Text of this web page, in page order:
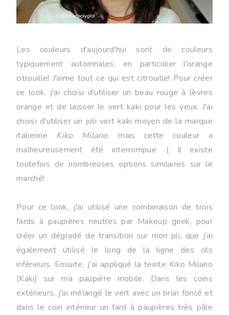
Les couleurs d'aujourd'hui sont de couleurs
typiquement automnales, en particulier l'orange
citrouille! J'aime tout ce qui est citrouille! Pour créer
ce look, j'ai choisi d'utiliser un beau rouge à lèvres
orange et de laisser le vert kaki pour les yeux. J'ai
choisi d'utiliser un joli vert kaki moyen de la marque
italienne Kiko Milano, mais cette couleur a
malheureusement été interrompue :( Il existe
toutefois de nombreuses options similaires sur le
marché!
Pour ce look, j'ai utilisé une combinaison de trois
fards à paupières neutres par Makeup geek, pour
créer un dégradé de transition sur mon pli, que j'ai
également utilisé le long de la ligne des cils
inférieurs. Ensuite, j'ai appliqué la teinte Kiko Milano
(Kaki) sur ma paupière mobile. Dans les coins
extérieurs, j'ai mélangé le vert avec un brun foncé et
dans le coin intérieur un fard à paupières très pâle